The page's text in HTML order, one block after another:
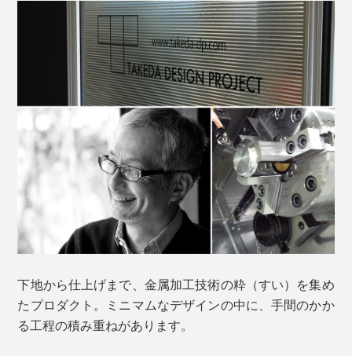
下地から仕上げまで、金属加工技術の粋（すい）を集め
たプロダクト。ミニマムなデザインの中に、手間のかか
る工程の積み重ねがあります。